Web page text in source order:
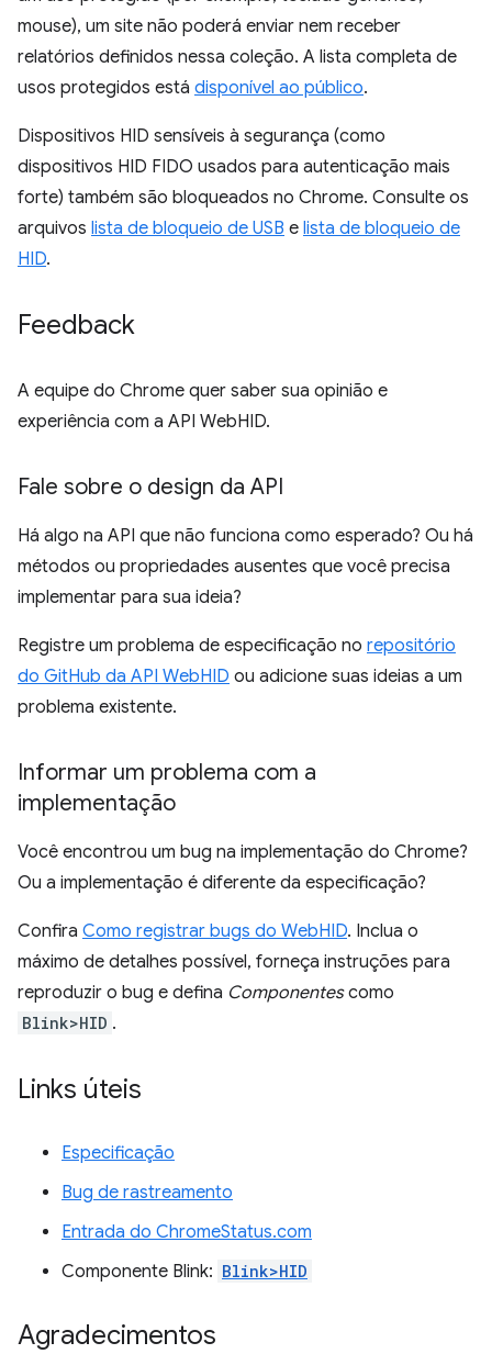
mouse), um site não poderá enviar nem receber
relatórios definidos nessa coleção. A lista completa de
usos protegidos está disponível ao público.
Dispositivos HID sensíveis à segurança (como
dispositivos HID FIDO usados para autenticação mais
forte) também são bloqueados no Chrome. Consulte os
arquivos lista de bloqueio de USB e lista de bloqueio de
HID.
Feedback
A equipe do Chrome quer saber sua opinião e
experiência com a API WebHID.
Fale sobre o design da API
Há algo na API que não funciona como esperado? Ou há
métodos ou propriedades ausentes que você precisa
implementar para sua ideia?
Registre um problema de especificação no repositório
do GitHub da API WebHID ou adicione suas ideias a um
problema existente.
Informar um problema com a
implementação
Você encontrou um bug na implementação do Chrome?
Ou a implementação é diferente da especificação?
Confira Como registrar bugs do WebHID. Inclua o
máximo de detalhes possível, forneça instruções para
reproduzir o bug e defina Componentescomo
Blink>HID .
Links úteis
Especificação
Bug de rastreamento
Entrada do ChromeStatus.com
Componente Blink: Blink>HID
Agradecimentos